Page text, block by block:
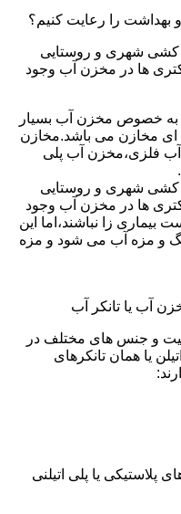
بهداشت را رعایت کنیم؟
کشی شهری و روستایی
ها در مخزن آب وجود
به خصوص مخزن آب بسیار
ای مخازن می باشد.مخازن
آب فلزی،مخزن آب پلی
کشی شهری و روستایی
ها در مخزن آب وجود
بیماری زا نباشند،اما این
و مزه آب می شود و مزه
آب یا تانکر آب
و جنس های مختلف در
یا همان تانکرهای
پلاستیکی یا پلی اتیلنی